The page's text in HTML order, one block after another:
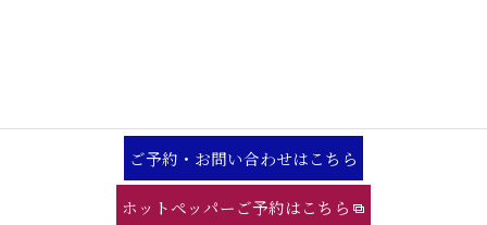
ご予約・お問い合わせはこちら
ホットペッパーご予約はこちら